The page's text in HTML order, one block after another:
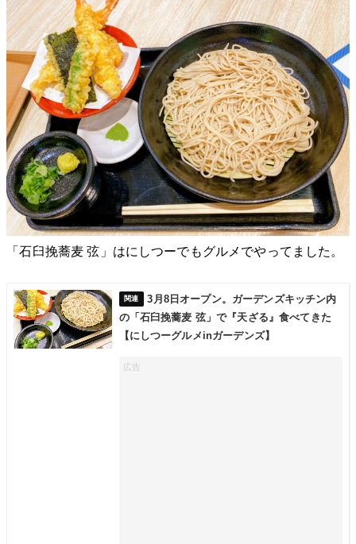
「石臼挽蕎麦 弦」はにしつーでもグルメでやってました。
3月8日オープン。ガーデンズキッチン内
の「石臼挽蕎麦 弦」で『天ざる』食べてきた
【にしつーグルメinガーデンズ】